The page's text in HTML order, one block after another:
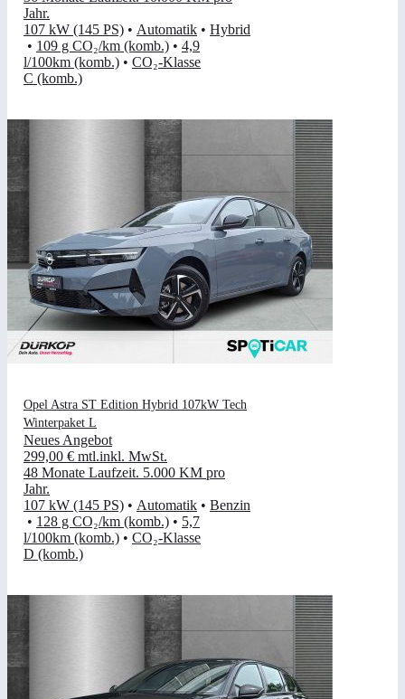
Jahr.
107 kW (145 PS) • Automatik • Hybrid
• 109 g CO₂/km (komb.) • 4,9
l/100km (komb.) • CO₂-Klasse
C (komb.)
Opel Astra ST Edition Hybrid 107kW Tech
Winterpaket L
Neues Angebot
299,00 € mtl.inkl. MwSt.
48 Monate Laufzeit. 5.000 KM pro
Jahr.
107 kW (145 PS) • Automatik • Benzin
• 128 g CO₂/km (komb.) • 5,7
l/100km (komb.) • CO₂-Klasse
D (komb.)